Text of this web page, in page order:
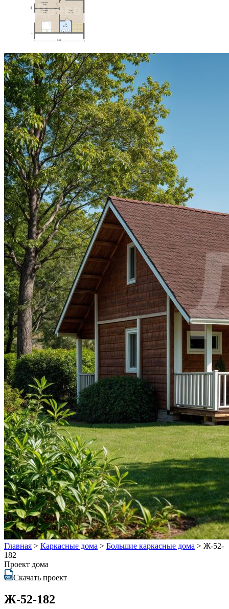
Главная > Каркасные дома > Большие каркасные дома > Ж-52-
182
Проект дома
Скачать проект
Ж-52-182